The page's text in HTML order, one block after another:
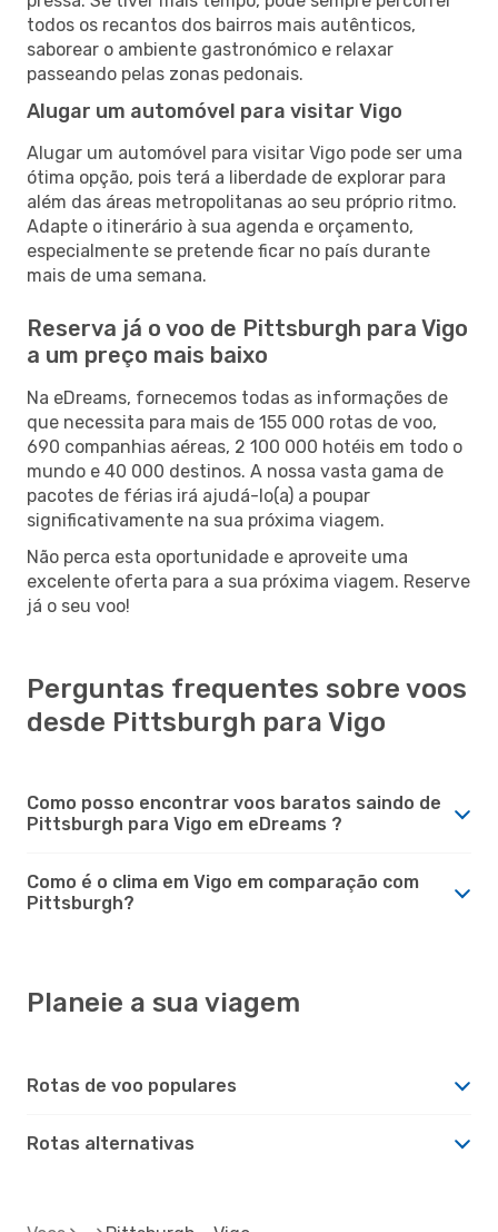
todos os recantos dos bairros mais autênticos,
saborear o ambiente gastronómico e relaxar
passeando pelas zonas pedonais.
Alugar um automóvel para visitar Vigo
Alugar um automóvel para visitar Vigo pode ser uma
ótima opção, pois terá a liberdade de explorar para
além das áreas metropolitanas ao seu próprio ritmo.
Adapte o itinerário à sua agenda e orçamento,
especialmente se pretende ficar no país durante
mais de uma semana.
Reserva já o voo de Pittsburgh para Vigo
a um preço mais baixo
Na eDreams, fornecemos todas as informações de
que necessita para mais de 155 000 rotas de voo,
690 companhias aéreas, 2 100 000 hotéis em todo o
mundo e 40 000 destinos. A nossa vasta gama de
pacotes de férias irá ajudá-lo(a) a poupar
significativamente na sua próxima viagem.
Não perca esta oportunidade e aproveite uma
excelente oferta para a sua próxima viagem. Reserve
já o seu voo!
Perguntas frequentes sobre voos
desde Pittsburgh para Vigo
Como posso encontrar voos baratos saindo de
Pittsburgh para Vigo em eDreams ?
Como é o clima em Vigo em comparação com
Pittsburgh?
Planeie a sua viagem
Rotas de voo populares
Rotas alternativas